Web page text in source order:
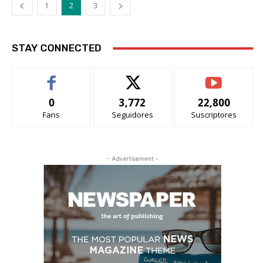
1 2 3
STAY CONNECTED
0
Fans
3,772
Seguidores
22,800
Suscriptores
- Advertisement -